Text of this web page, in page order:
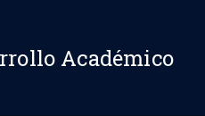
Académico